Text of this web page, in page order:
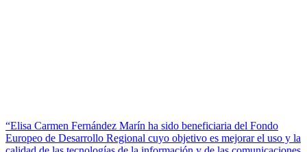
“Elisa Carmen Fernández Marín ha sido beneficiaria del Fondo
Europeo de Desarrollo Regional cuyo objetivo es mejorar el uso y la